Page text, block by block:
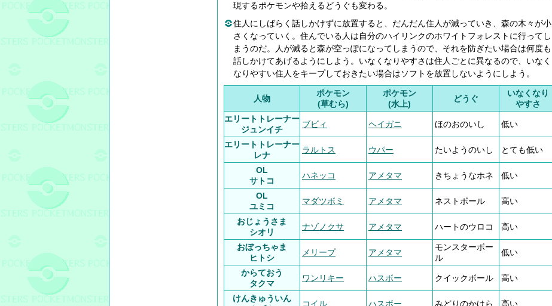
現するポケモンや拾えるどうぐも変わる。
住人にしばらく話しかけずに放置すると、だんだん住人が減っていき、森の木々が小
さくなっていく。住んでいる人は自分のハイリンクのホワイトフォレストに行ってし
まうのだ。人が減ると森が空っぽになってしまうので、それを防ぎたい場合は何度も
話しかけてあげるようにしよう。いなくなりやすさは住人ごとに異なるので、いなく
なりやすい住人をキープしておきたい場合はソフトを放置しないようにしよう。
人物
ポケモン
(草むら)
ポケモン
(水上)
どうぐ
いなくなり
やすさ
エリートトレーナー
ジュンイチ
ブビィ ヘイガニ ほのおのいし 低い
エリートトレーナー
レナ
ラルトス ウパー たいようのいし とても低い
OL
サトコ
ハネッコ アメタマ きちょうなホネ 低い
OL
ユミコ
マダツボミ アメタマ ネストボール 高い
おじょうさま
シオリ
ナゾノクサ アメタマ ハートのウロコ 高い
おぼっちゃま
ヒトシ
メリープ アメタマ
モンスターボー
ル
低い
からておう
タクマ
ワンリキー ハスボー クイックボール 高い
けんきゅういん
コイル ハスボー みどりのかけら 高い